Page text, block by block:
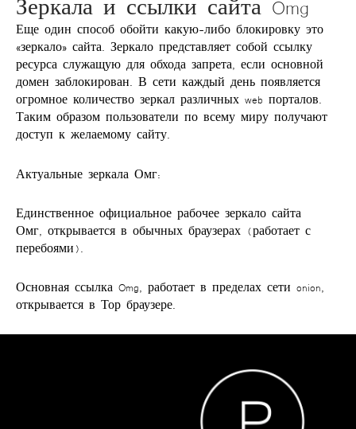
Зеркала и ссылки сайта Omg
Еще один способ обойти какую-либо блокировку это
«зеркало» сайта. Зеркало представляет собой ссылку
ресурса служащую для обхода запрета, если основной
домен заблокирован. В сети каждый день появляется
огромное количество зеркал различных web порталов.
Таким образом пользователи по всему миру получают
доступ к желаемому сайту.
Актуальные зеркала Омг:
Единственное официальное рабочее зеркало сайта
Омг, открывается в обычных браузерах (работает с
перебоями).
Основная ссылка Omg, работает в пределах сети onion,
открывается в Тор браузере.